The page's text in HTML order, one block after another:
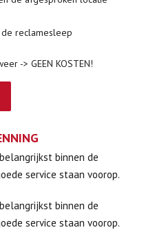
de reclamesleep
-> GEEN KOSTEN!
binnen de
service staan voorop.
binnen de
service staan voorop.